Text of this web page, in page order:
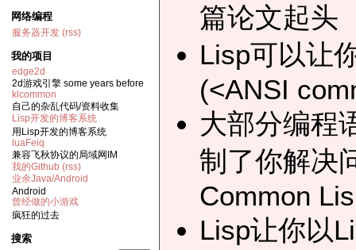
网络编程
服务器开发 (rss)
我的项目
edge2d
2d游戏引擎 some years before
klcommon
自己的杂乱代码/资料收集
Lisp开发的博客系统
用Lisp开发的博客系统
luaFeiq
兼容飞秋协议的局域网IM
我的Github (rss)
业余Java/Android
Android
曾经做的小游戏
疯狂的过去
搜索
篇论文起头
Lisp可以让
(<ANSI
大部分编程
制了你解决
Common
Lisp让你以